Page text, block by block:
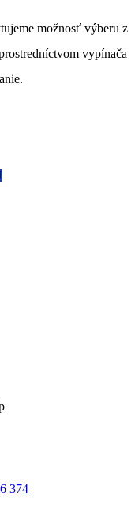
možnosť výberu z
vypínača
374